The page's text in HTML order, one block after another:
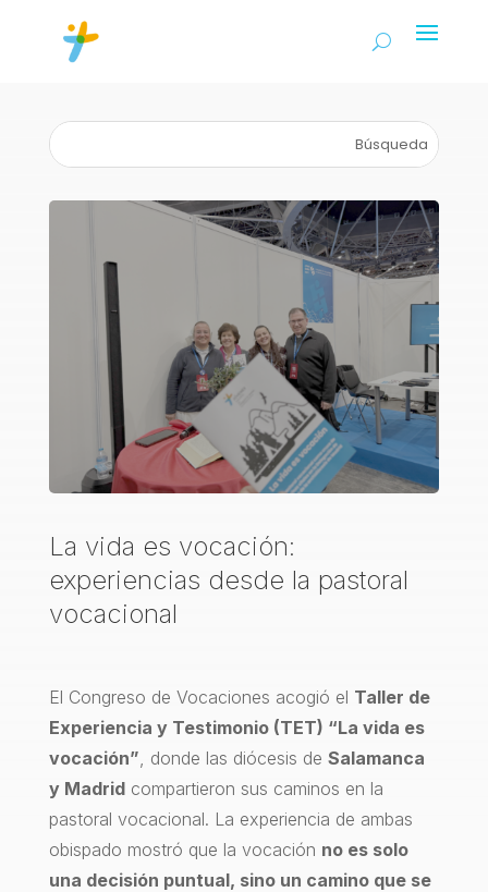
La vida es vocación:
experiencias desde la pastoral
vocacional
El Congreso de Vocaciones acogió el Taller de
Experiencia y Testimonio (TET) “La vida es
vocación” , donde las diócesis de Salamanca
y Madridcompartieron sus caminos en la
pastoral vocacional. La experiencia de ambas
obispado mostró que la vocación no es solo
una decisión puntual, sino un camino que se